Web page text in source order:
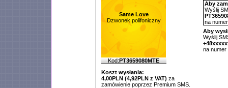
Same Love
Dzwonek polifoniczny
Kod:PT3659080MTE
Koszt wysłania:
4,00PLN (4,92PLN z VAT) za
zamówienie poprzez Premium SMS.
Aby
Wyślij
na
Aby
Wyślij
na numer